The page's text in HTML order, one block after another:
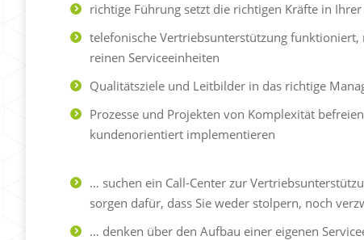
richtige Führung setzt die richtigen Kräfte in
telefonische Vertriebsunterstützung
reinen Serviceeinheiten
Qualitätsziele und Leitbilder in das richtige
Prozesse und Projekten von Komplexität
kundenorientiert implementieren
… suchen ein Call-Center zur
sorgen dafür, dass Sie weder stolpern, noch
… denken über den Aufbau einer eigenen